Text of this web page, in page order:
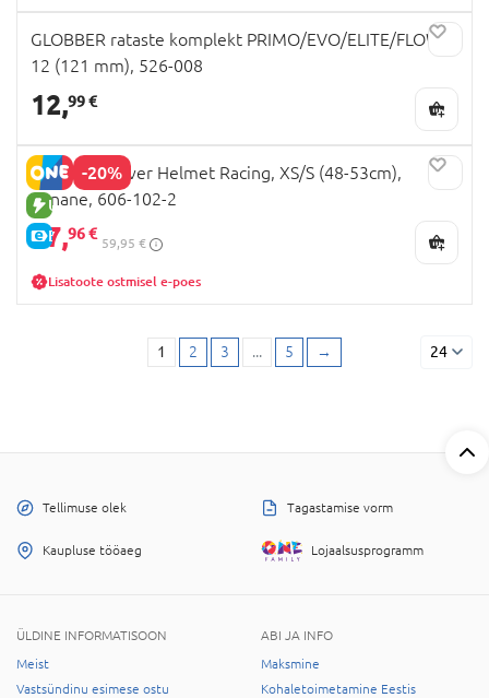
GLOBBER rataste komplekt PRIMO/EVO/ELITE/FLOW
12 (121 mm), 526-008
12,99 €
-20%
UUS TOODE
E-HIND
GLOBBER kiiver Helmet Racing, XS/S (48-53cm),
punane, 606-102-2
47,96 €
59,95 €
Lisatoote ostmisel e-poes
1 2 3 ... 5 → 24
Tellimuse olek Tagastamise vorm
Kaupluse tööaeg Lojaalsusprogramm
ÜLDINE INFORMATISOON
Meist
Vastsündinu esimese ostu
ABI JA INFO
Maksmine
Kohaletoimetamine Eestis